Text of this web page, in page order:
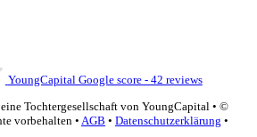
YoungCapital Google score - 42 reviews
Tochtergesellschaft von YoungCapital • ©
vorbehalten • AGB • Datenschutzerklärung •